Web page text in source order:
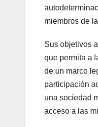
miembros de
Sus objetivos
que permita a
de un marco
participación
una sociedad
acceso a las